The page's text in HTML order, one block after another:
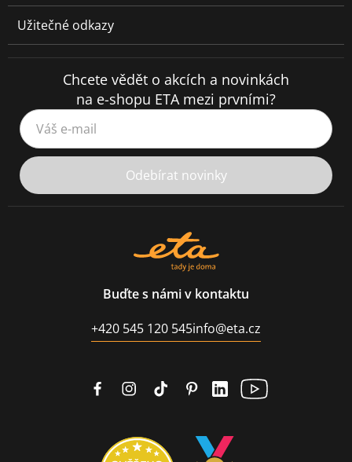
Užitečné odkazy
Chcete vědět o akcích a novinkách
na e-shopu ETA mezi prvními?
Váš e-mail
Odebírat novinky
Buďte s námi v kontaktu
+420 545 120 545info@eta.cz